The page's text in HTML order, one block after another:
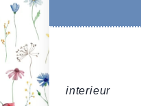
interieur